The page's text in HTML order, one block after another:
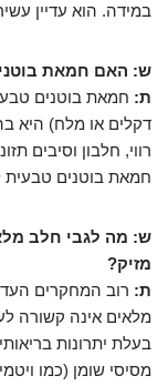
במידה. הוא עדיין
ש: האם חמאת
ת:
דקלים או מלח) היא
רווי, חלבון וסיבים
חמאת בוטנים טבעית
ש: מה לגבי חלב
מזיק?
ת: רוב המחקרים
מלאים אינה קשורה
בעלת יתרונות